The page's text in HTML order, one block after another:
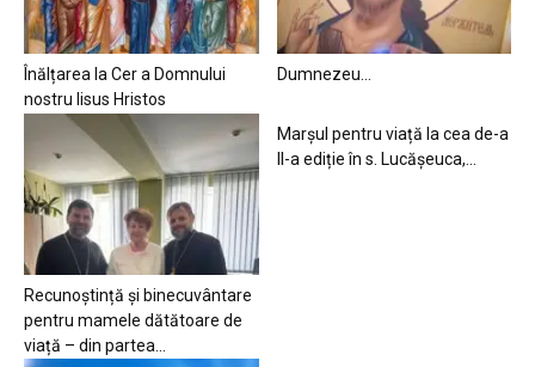
Înălțarea la Cer a Domnului
nostru Iisus Hristos
Dumnezeu…
Recunoștință și binecuvântare
pentru mamele dătătoare de
viață – din partea...
Marșul pentru viață la cea de-a
II-a ediție în s. Lucășeuca,...